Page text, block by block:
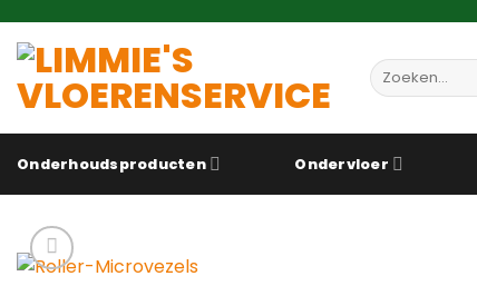
naar
inhoud
Zoeken
naar:
Onderhoudsproducten Ondervloer